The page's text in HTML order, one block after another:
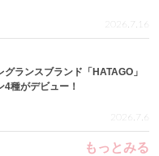
2026.7.16
ランスブランド「HATAGO」
種がデビュー！
2026.7.6
もっとみる